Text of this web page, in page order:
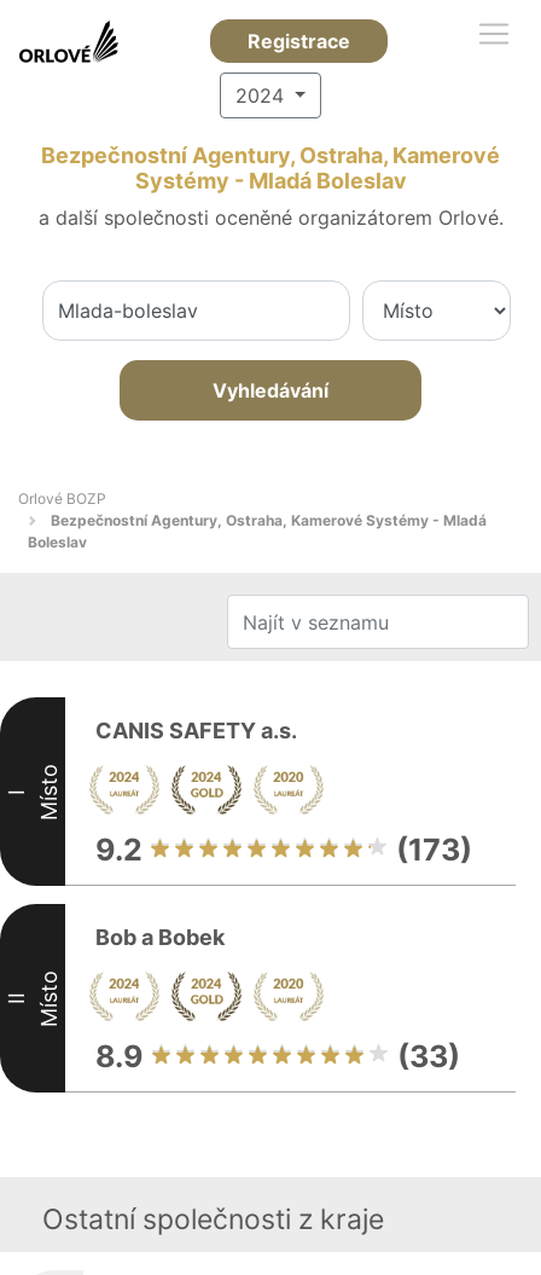
Registrace
2024
Bezpečnostní Agentury, Ostraha, Kamerové
Systémy - Mladá Boleslav
a další společnosti oceněné organizátorem Orlové.
Vyhledávání
Orlové BOZP
Bezpečnostní Agentury, Ostraha, Kamerové Systémy - Mladá
Boleslav
I Místo
CANIS SAFETY a.s.
9.2 (173)
II Místo
Bob a Bobek
8.9 (33)
Ostatní společnosti z kraje